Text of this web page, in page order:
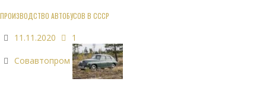
ПРОИЗВОДСТВО АВТОБУСОВ В СССР
11.11.2020 1
Совавтопром